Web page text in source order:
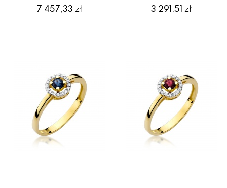
7 457,33 zł 3 291,51 zł